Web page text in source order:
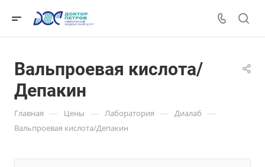
Вальпроевая кислота/
Депакин
Главная — Цены — Лаборатория — Диалаб —
Вальпроевая кислота/Депакин